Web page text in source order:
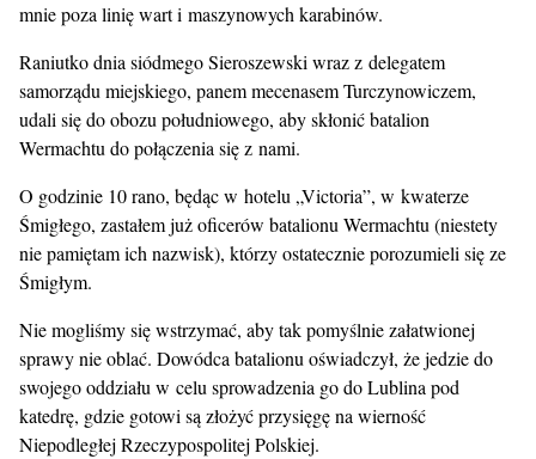
mnie poza linię wart i maszynowych karabinów.
Raniutko dnia siódmego Sieroszewski wraz z delegatem
samorządu miejskiego, panem mecenasem Turczynowiczem,
udali się do obozu południowego, aby skłonić batalion
Wermachtu do połączenia się z nami.
O godzinie 10 rano, będąc w hotelu „Victoria”, w kwaterze
Śmigłego, zastałem już oficerów batalionu Wermachtu (niestety
nie pamiętam ich nazwisk), którzy ostatecznie porozumieli się ze
Śmigłym.
Nie mogliśmy się wstrzymać, aby tak pomyślnie załatwionej
sprawy nie oblać. Dowódca batalionu oświadczył, że jedzie do
swojego oddziału w celu sprowadzenia go do Lublina pod
katedrę, gdzie gotowi są złożyć przysięgę na wierność
Niepodległej Rzeczypospolitej Polskiej.